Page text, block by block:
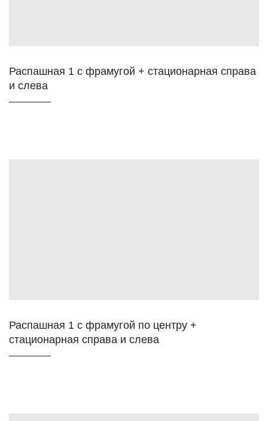
Распашная 1 с фрамугой + стационарная справа
и слева
Распашная 1 с фрамугой по центру +
стационарная справа и слева